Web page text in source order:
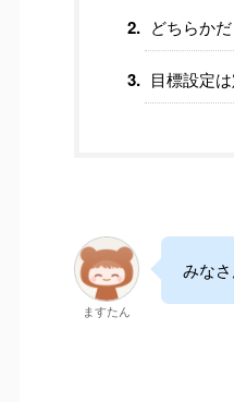
どちらか
目標設定
ますたん
みな